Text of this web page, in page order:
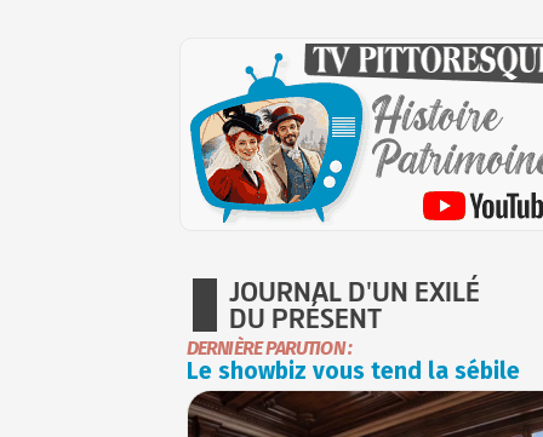
JOURNAL D'UN EXILÉ
DU PRÉSENT
DERNIÈRE PARUTION :
Le showbiz vous tend la sébile